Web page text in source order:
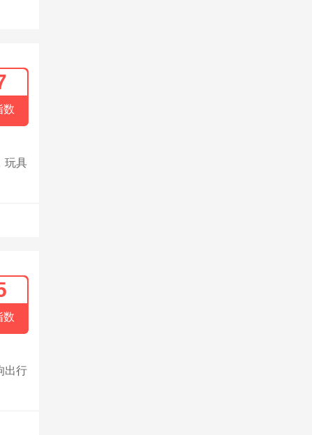
数
玩具
数
出行